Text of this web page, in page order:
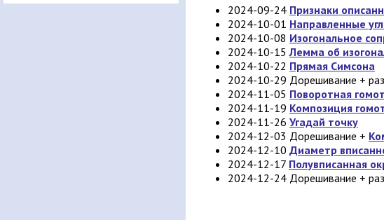
2024-09-24 Признаки
2024-10-01 Направленные
2024-10-08 Изогональное
2024-10-15Лемма об
2024-10-22 Прямая Симсона
2024-10-29 Дорешивание +
2024-11-05 Поворотная
2024-11-19 Композиция
2024-11-26 Угадай точку
2024-12-03 Дорешивание +
2024-12-10 Диаметр
2024-12-17 Полувписанная
2024-12-24 Дорешивание +